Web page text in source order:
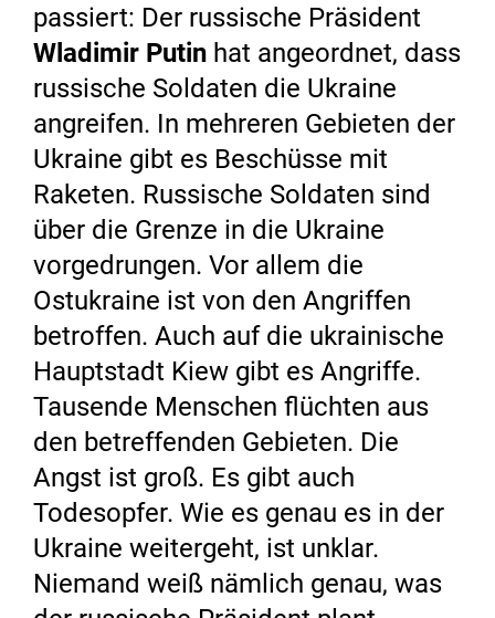
passiert: Der russische Präsident
Wladimir Putin hat angeordnet, dass
russische Soldaten die Ukraine
angreifen. In mehreren Gebieten der
Ukraine gibt es Beschüsse mit
Raketen. Russische Soldaten sind
über die Grenze in die Ukraine
vorgedrungen. Vor allem die
Ostukraine ist von den Angriffen
betroffen. Auch auf die ukrainische
Hauptstadt Kiew gibt es Angriffe.
Tausende Menschen flüchten aus
den betreffenden Gebieten. Die
Angst ist groß. Es gibt auch
Todesopfer. Wie es genau es in der
Ukraine weitergeht, ist unklar.
Niemand weiß nämlich genau, was